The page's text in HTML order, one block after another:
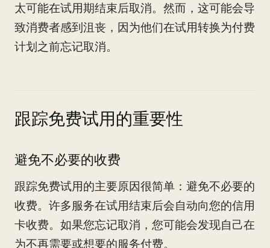
太可能在试用期结束后取消。然而，这可能会导
致消费者感到沮丧，因为他们在试用转换为付费
计划之前忘记取消。
跟踪免费试用的重要性
避免不必要的收费
跟踪免费试用的主要原因很简单：避免不必要的
收费。许多服务在试用结束后会自动向您的信用
卡收费。如果您忘记取消，您可能会发现自己在
为不再需要或想要的服务付费。